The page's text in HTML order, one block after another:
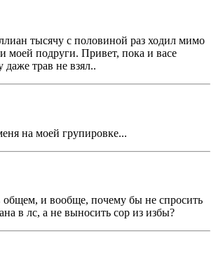
тысячу с половиной раз ходил мимо
моей подруги. Привет, пока и васе
трав не взял..
на моей групировке...
общем, и вообще, почему бы не спросить
в лс, а не выносить сор из избы?